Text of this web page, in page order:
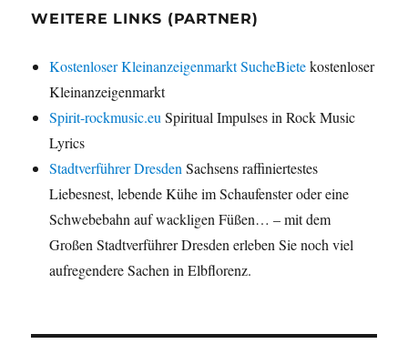
WEITERE LINKS (PARTNER)
Kostenloser Kleinanzeigenmarkt SucheBietekostenloser
Kleinanzeigenmarkt
Spirit-rockmusic.eu Spiritual Impulses in Rock Music
Lyrics
Stadtverführer Dresden Sachsens raffiniertestes
Liebesnest, lebende Kühe im Schaufenster oder eine
Schwebebahn auf wackligen Füßen… – mit dem
Großen Stadtverführer Dresden erleben Sie noch viel
aufregendere Sachen in Elbflorenz.